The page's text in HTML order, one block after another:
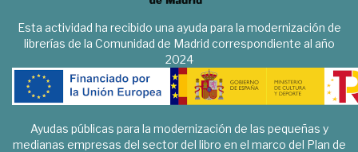
Esta actividad ha recibido una ayuda para la modernización de
librerías de la Comunidad de Madrid correspondiente al año
2024
Ayudas públicas para la modernización de las pequeñas y
medianas empresas del sector del libro en el marco del Plan de